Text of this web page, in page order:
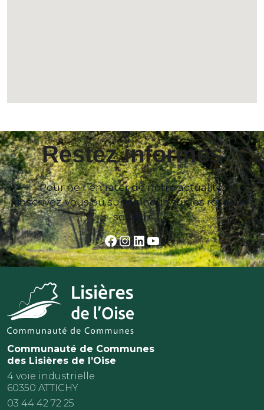
Restez informés
Pour ne rien rater de notre actualité,
inscrivez-vous ou suivez-nous sur les réseaux
sociaux
Facebook
Instagram
LinkedIn
YouTube
Communauté de Communes
des Lisières de l’Oise
4 voie industrielle
60350 ATTICHY
03 44 42 72 25